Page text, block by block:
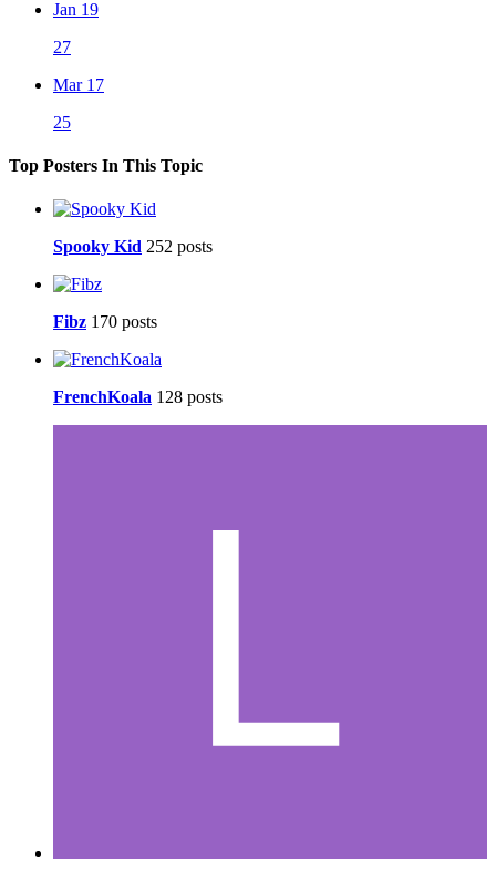
Jan 19
27
Mar 17
25
Top Posters In This Topic
Spooky Kid 252 posts
Fibz 170 posts
FrenchKoala 128 posts